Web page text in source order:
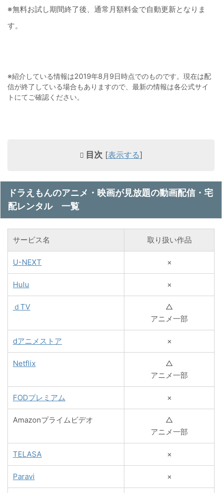
※無料お試し期間終了後、通常月額料金で自動更新となりま
す。
※紹介している情報は2019年8月9日時点でのものです。現在は配
信が終了している場合もありますので、最新の情報は各公式サイ
トにてご確認ください。
目次 [表示する]
ドラえもんのアニメ・映画が見放題の動画配信・宅
配レンタル 一覧
サービス名 取り扱い作品
U-NEXT ×
Hulu ×
ｄTV
△
アニメ一部
dアニメストア ×
Netflix
△
アニメ一部
FODプレミアム ×
Amazonプライムビデオ
△
アニメ一部
TELASA ×
Paravi ×